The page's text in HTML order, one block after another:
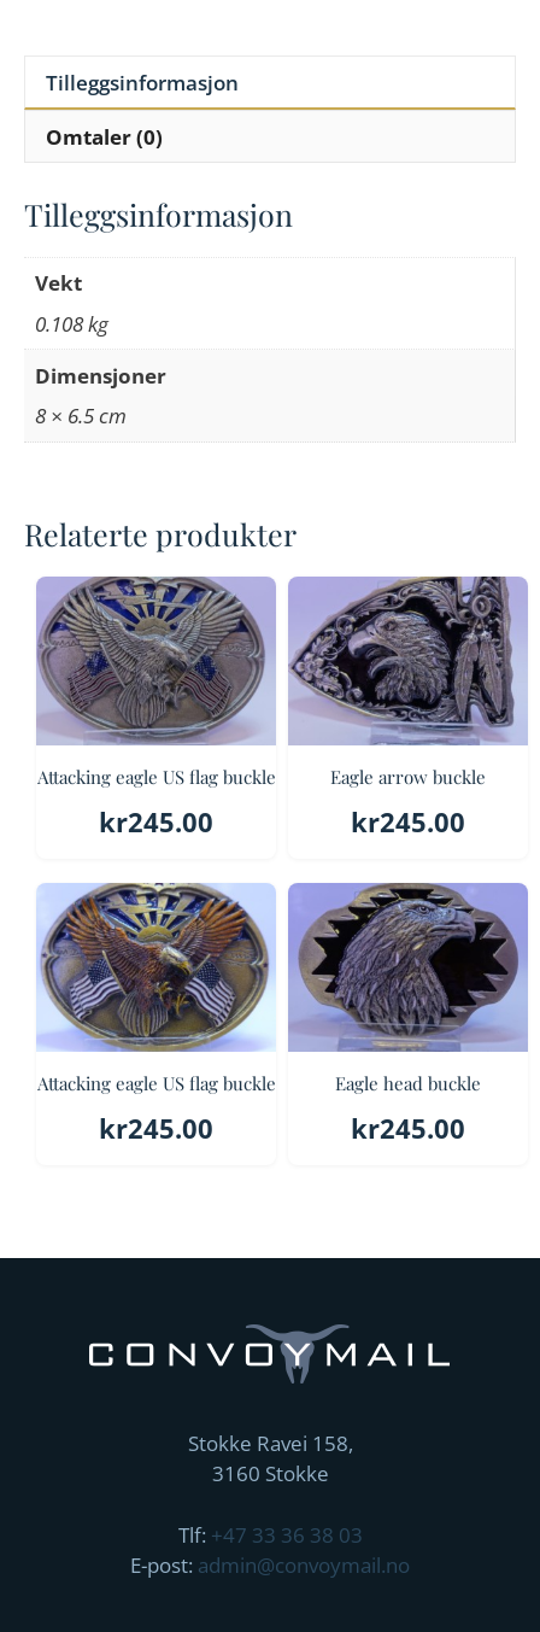
Tilleggsinformasjon
Omtaler (0)
Tilleggsinformasjon
Vekt
0.108 kg
Dimensjoner
8 × 6.5 cm
Relaterte produkter
Attacking eagle US flag buckle
kr245.00
Eagle arrow buckle
kr245.00
Attacking eagle US flag buckle
kr245.00
Eagle head buckle
kr245.00
Stokke Ravei 158,
3160 Stokke
Tlf: +47 33 36 38 03
E-post: admin@convoymail.no